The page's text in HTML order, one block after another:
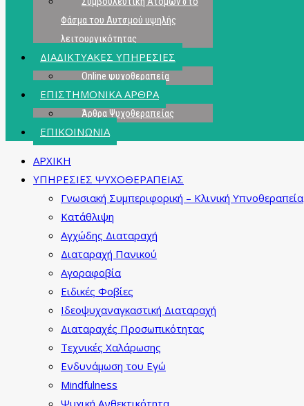
Φάσμα του Αυτσμού υψηλής
λειτουργικότητας
ΔΙΑΔΙΚΤΥΑΚΕΣ ΥΠΗΡΕΣΙΕΣ
Online ψυχοθεραπεία
ΕΠΙΣΤΗΜΟΝΙΚΑ ΑΡΘΡΑ
Άρθρα Ψυχοθεραπείας
ΕΠΙΚΟΙΝΩΝΙΑ
ΑΡΧΙΚΗ
ΥΠΗΡΕΣΙΕΣ ΨΥΧΟΘΕΡΑΠΕΙΑΣ
Γνωσιακή Συμπεριφορική – Κλινική Υπνοθεραπεία
Κατάθλιψη
Αγχώδης Διαταραχή
Διαταραχή Πανικού
Αγοραφοβία
Ειδικές Φοβίες
Ιδεοψυχαναγκαστική Διαταραχή
Διαταραχές Προσωπικότητας
Τεχνικές Χαλάρωσης
Ενδυνάμωση του Εγώ
Mindfulness
Ψυχική Ανθεκτικότητα